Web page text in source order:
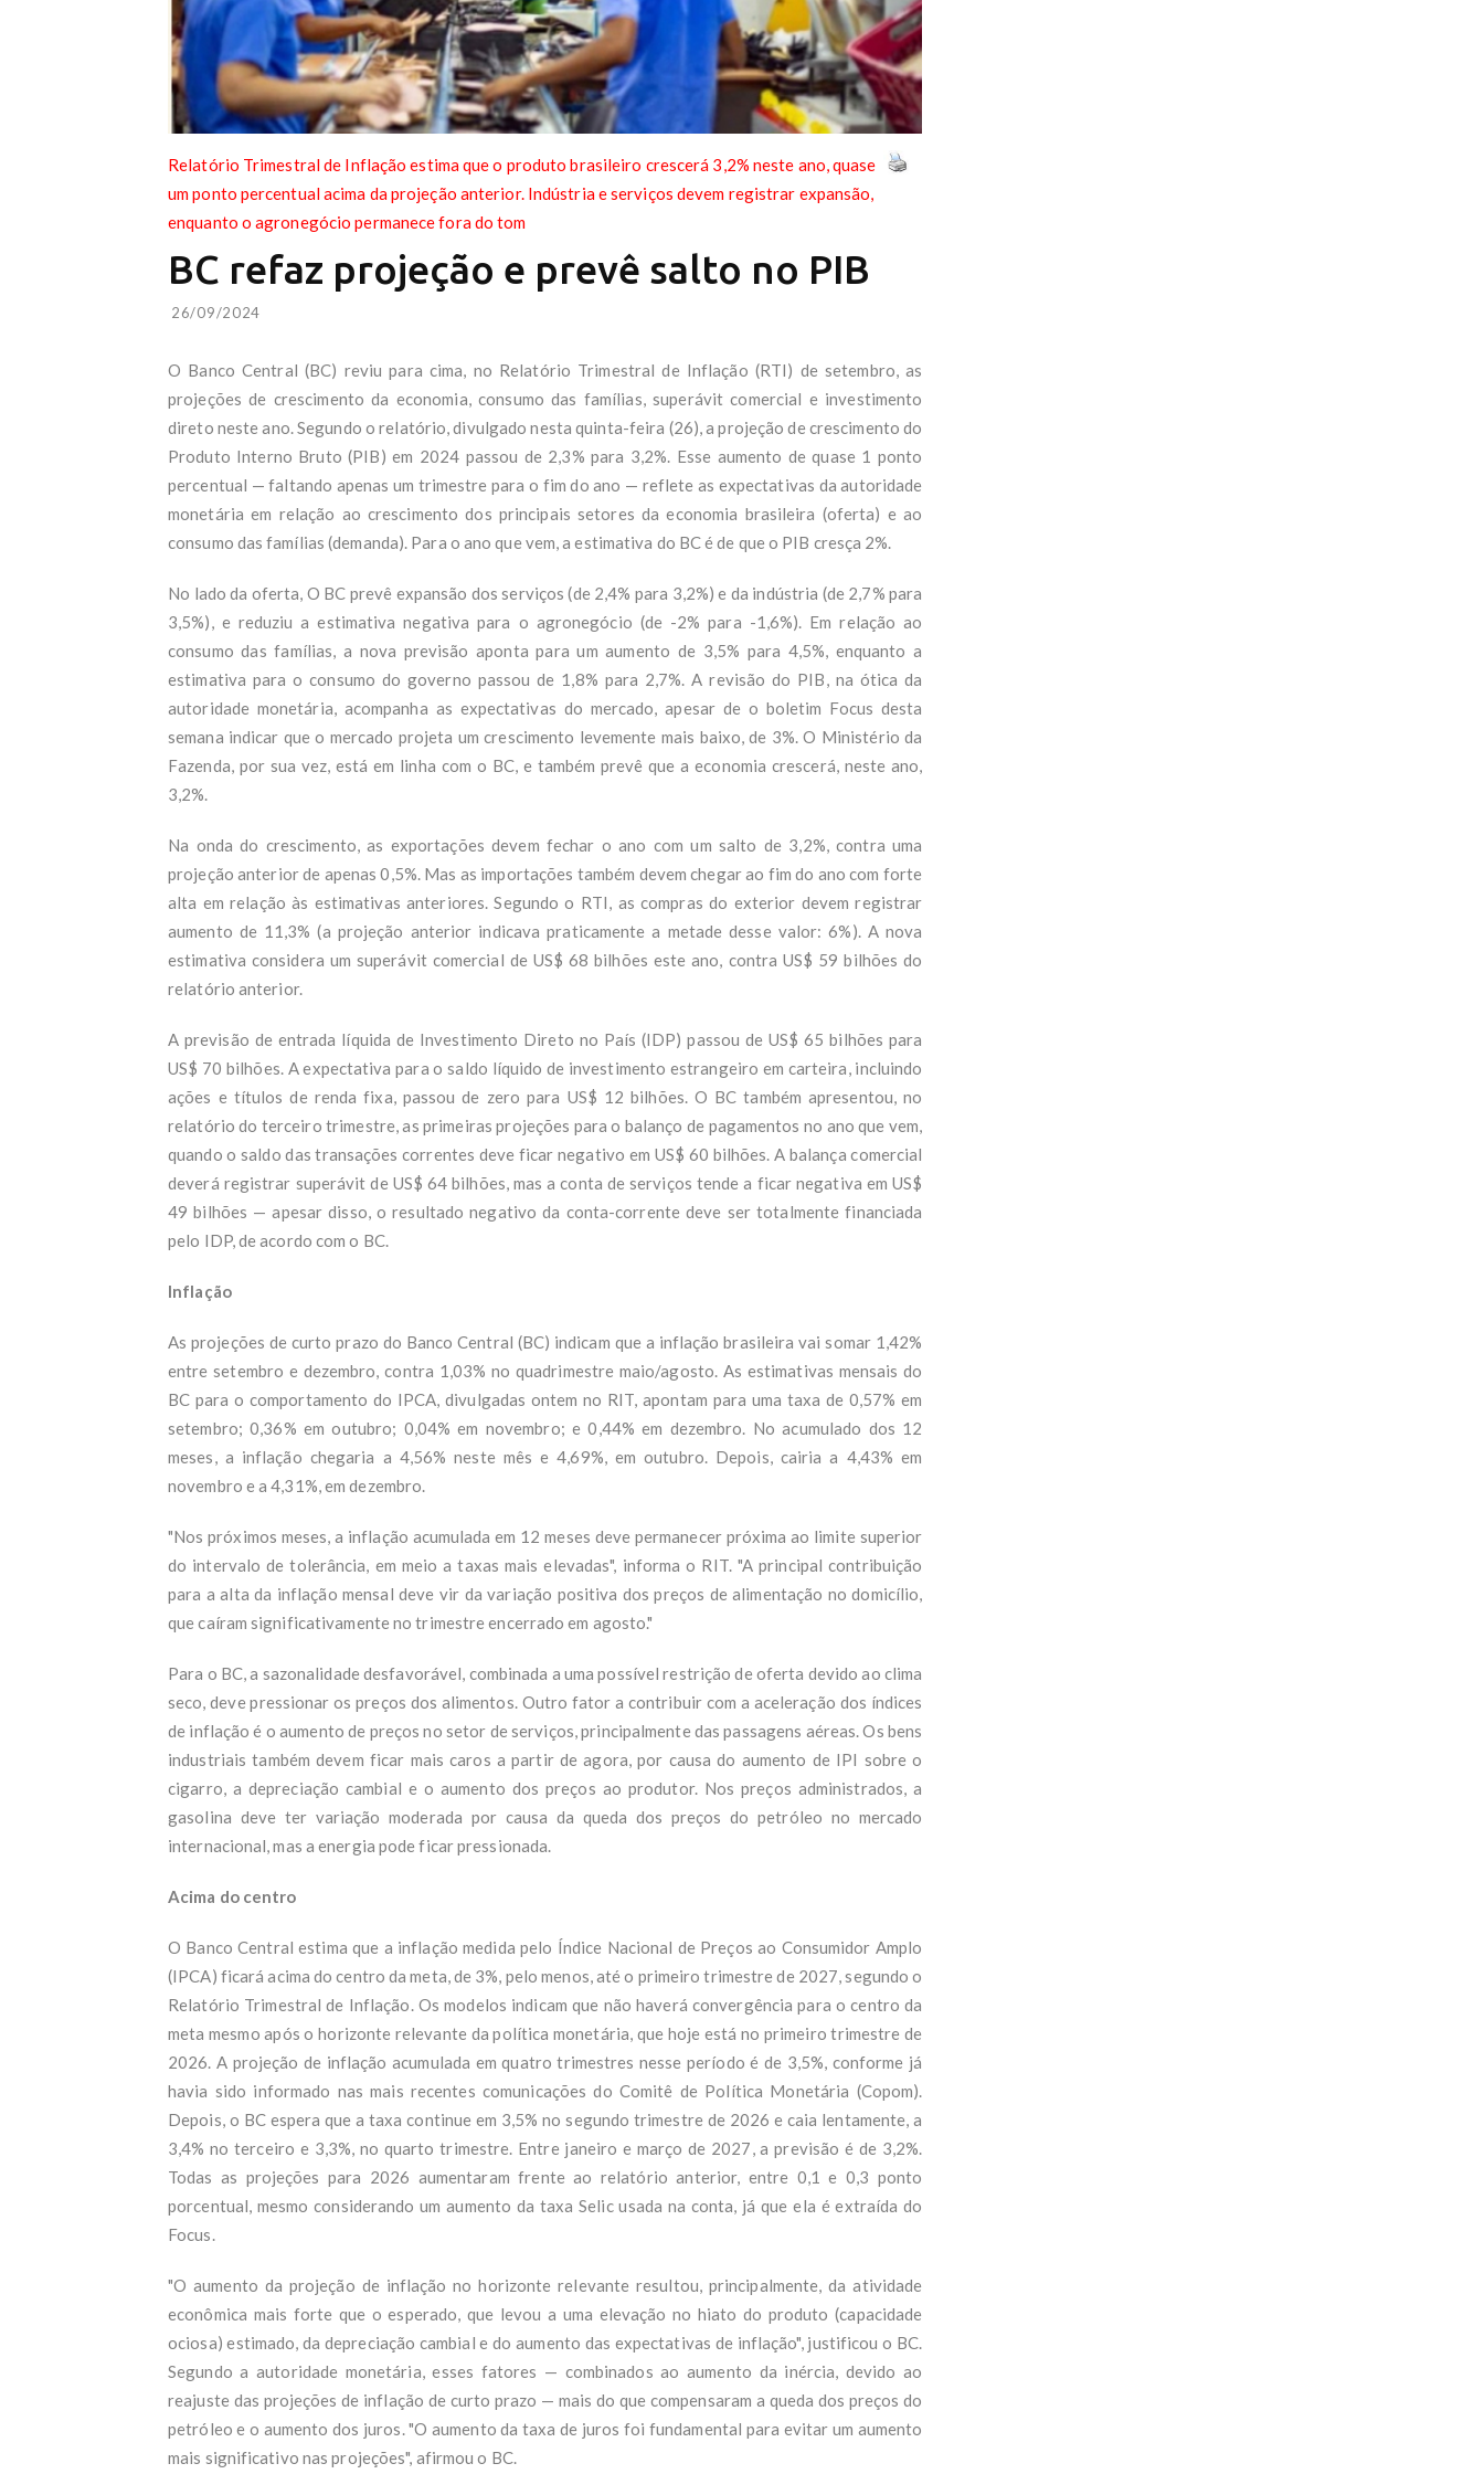
Relatório Trimestral de Inflação estima que o produto brasileiro crescerá 3,2% neste ano, quase
um ponto percentual acima da projeção anterior. Indústria e serviços devem registrar expansão,
enquanto o agronegócio permanece fora do tom
BC refaz projeção e prevê salto no PIB
26/09/2024
O Banco Central (BC) reviu para cima, no Relatório Trimestral de Inflação (RTI) de setembro, as
projeções de crescimento da economia, consumo das famílias, superávit comercial e investimento
direto neste ano. Segundo o relatório, divulgado nesta quinta-feira (26), a projeção de crescimento do
Produto Interno Bruto (PIB) em 2024 passou de 2,3% para 3,2%. Esse aumento de quase 1 ponto
percentual — faltando apenas um trimestre para o fim do ano — reflete as expectativas da autoridade
monetária em relação ao crescimento dos principais setores da economia brasileira (oferta) e ao
consumo das famílias (demanda). Para o ano que vem, a estimativa do BC é de que o PIB cresça 2%.
No lado da oferta, O BC prevê expansão dos serviços (de 2,4% para 3,2%) e da indústria (de 2,7% para
3,5%), e reduziu a estimativa negativa para o agronegócio (de -2% para -1,6%). Em relação ao
consumo das famílias, a nova previsão aponta para um aumento de 3,5% para 4,5%, enquanto a
estimativa para o consumo do governo passou de 1,8% para 2,7%. A revisão do PIB, na ótica da
autoridade monetária, acompanha as expectativas do mercado, apesar de o boletim Focus desta
semana indicar que o mercado projeta um crescimento levemente mais baixo, de 3%. O Ministério da
Fazenda, por sua vez, está em linha com o BC, e também prevê que a economia crescerá, neste ano,
3,2%.
Na onda do crescimento, as exportações devem fechar o ano com um salto de 3,2%, contra uma
projeção anterior de apenas 0,5%. Mas as importações também devem chegar ao fim do ano com forte
alta em relação às estimativas anteriores. Segundo o RTI, as compras do exterior devem registrar
aumento de 11,3% (a projeção anterior indicava praticamente a metade desse valor: 6%). A nova
estimativa considera um superávit comercial de US$ 68 bilhões este ano, contra US$ 59 bilhões do
relatório anterior.
A previsão de entrada líquida de Investimento Direto no País (IDP) passou de US$ 65 bilhões para
US$ 70 bilhões. A expectativa para o saldo líquido de investimento estrangeiro em carteira, incluindo
ações e títulos de renda fixa, passou de zero para US$ 12 bilhões. O BC também apresentou, no
relatório do terceiro trimestre, as primeiras projeções para o balanço de pagamentos no ano que vem,
quando o saldo das transações correntes deve ficar negativo em US$ 60 bilhões. A balança comercial
deverá registrar superávit de US$ 64 bilhões, mas a conta de serviços tende a ficar negativa em US$
49 bilhões — apesar disso, o resultado negativo da conta-corrente deve ser totalmente financiada
pelo IDP, de acordo com o BC.
Inflação
As projeções de curto prazo do Banco Central (BC) indicam que a inflação brasileira vai somar 1,42%
entre setembro e dezembro, contra 1,03% no quadrimestre maio/agosto. As estimativas mensais do
BC para o comportamento do IPCA, divulgadas ontem no RIT, apontam para uma taxa de 0,57% em
setembro; 0,36% em outubro; 0,04% em novembro; e 0,44% em dezembro. No acumulado dos 12
meses, a inflação chegaria a 4,56% neste mês e 4,69%, em outubro. Depois, cairia a 4,43% em
novembro e a 4,31%, em dezembro.
"Nos próximos meses, a inflação acumulada em 12 meses deve permanecer próxima ao limite superior
do intervalo de tolerância, em meio a taxas mais elevadas", informa o RIT. "A principal contribuição
para a alta da inflação mensal deve vir da variação positiva dos preços de alimentação no domicílio,
que caíram significativamente no trimestre encerrado em agosto."
Para o BC, a sazonalidade desfavorável, combinada a uma possível restrição de oferta devido ao clima
seco, deve pressionar os preços dos alimentos. Outro fator a contribuir com a aceleração dos índices
de inflação é o aumento de preços no setor de serviços, principalmente das passagens aéreas. Os bens
industriais também devem ficar mais caros a partir de agora, por causa do aumento de IPI sobre o
cigarro, a depreciação cambial e o aumento dos preços ao produtor. Nos preços administrados, a
gasolina deve ter variação moderada por causa da queda dos preços do petróleo no mercado
internacional, mas a energia pode ficar pressionada.
Acima do centro
O Banco Central estima que a inflação medida pelo Índice Nacional de Preços ao Consumidor Amplo
(IPCA) ficará acima do centro da meta, de 3%, pelo menos, até o primeiro trimestre de 2027, segundo o
Relatório Trimestral de Inflação. Os modelos indicam que não haverá convergência para o centro da
meta mesmo após o horizonte relevante da política monetária, que hoje está no primeiro trimestre de
2026. A projeção de inflação acumulada em quatro trimestres nesse período é de 3,5%, conforme já
havia sido informado nas mais recentes comunicações do Comitê de Política Monetária (Copom).
Depois, o BC espera que a taxa continue em 3,5% no segundo trimestre de 2026 e caia lentamente, a
3,4% no terceiro e 3,3%, no quarto trimestre. Entre janeiro e março de 2027, a previsão é de 3,2%.
Todas as projeções para 2026 aumentaram frente ao relatório anterior, entre 0,1 e 0,3 ponto
porcentual, mesmo considerando um aumento da taxa Selic usada na conta, já que ela é extraída do
Focus.
"O aumento da projeção de inflação no horizonte relevante resultou, principalmente, da atividade
econômica mais forte que o esperado, que levou a uma elevação no hiato do produto (capacidade
ociosa) estimado, da depreciação cambial e do aumento das expectativas de inflação", justificou o BC.
Segundo a autoridade monetária, esses fatores — combinados ao aumento da inércia, devido ao
reajuste das projeções de inflação de curto prazo — mais do que compensaram a queda dos preços do
petróleo e o aumento dos juros. "O aumento da taxa de juros foi fundamental para evitar um aumento
mais significativo nas projeções", afirmou o BC.